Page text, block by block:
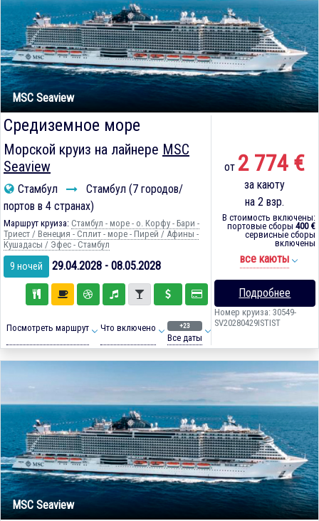
MSC Seaview
Средиземное море
Морской круиз на лайнере MSC
Seaview
Стамбул
Стамбул (7 городов/
портов в 4 странах)
Маршрут круиза: Стамбул - море - о. Корфу - Бари -
Триест / Венеция - Сплит - море - Пирей / Афины -
Кушадасы / Эфес - Стамбул
9 ночей 29.04.2028 - 08.05.2028
Посмотреть маршрут Что включено +23
Все даты
от 2 774 €
за каюту
на 2 взр.
В стоимость включены:
портовые сборы 400 €
сервисные сборы
включены
все каюты
Подробнее
Номер круиза: 30549-
SV20280429ISTIST
MSC Seaview